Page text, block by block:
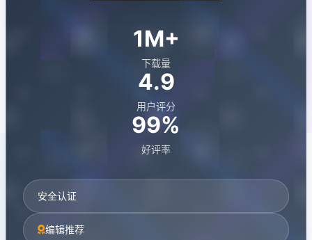
1M+
下载量
4.9
用户评分
99%
好评率
安全认证
编辑推荐